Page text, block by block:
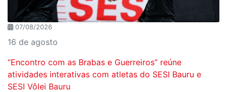
07/08/2026
16 de agosto
“Encontro com as Brabas e Guerreiros” reúne
atividades interativas com atletas do SESI Bauru e
SESI Vôlei Bauru